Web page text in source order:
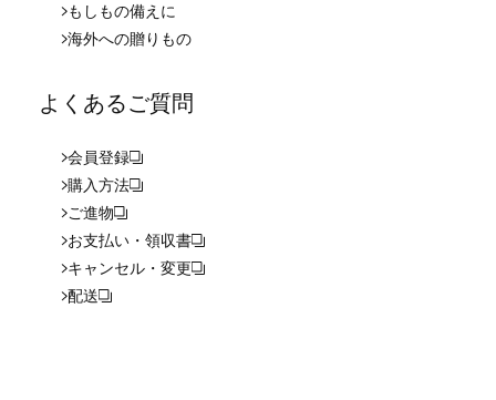
もしもの備えに
海外への贈りもの
よくあるご質問
会員登録
購入方法
ご進物
お支払い・領収書
キャンセル・変更
配送